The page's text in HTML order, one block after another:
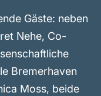
Gäste: neben
Nehe, Co-
Bremerhaven
Moss, beide